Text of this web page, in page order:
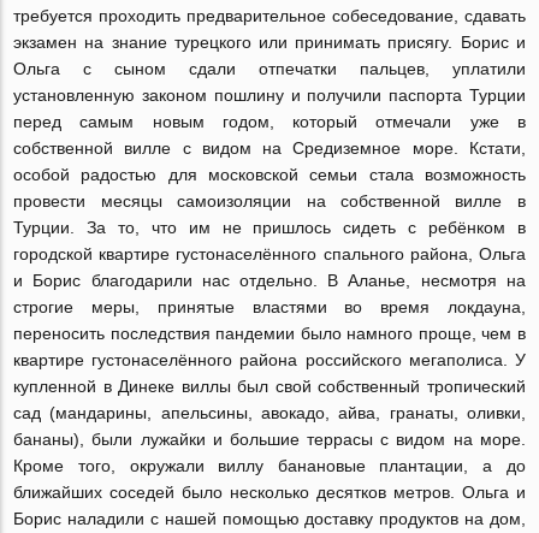
требуется проходить предварительное собеседование, сдавать
экзамен на знание турецкого или принимать присягу. Борис и
Ольга с сыном сдали отпечатки пальцев, уплатили
установленную законом пошлину и получили паспорта Турции
перед самым новым годом, который отмечали уже в
собственной вилле с видом на Средиземное море. Кстати,
особой радостью для московской семьи стала возможность
провести месяцы самоизоляции на собственной вилле в
Турции. За то, что им не пришлось сидеть с ребёнком в
городской квартире густонаселённого спального района, Ольга
и Борис благодарили нас отдельно. В Аланье, несмотря на
строгие меры, принятые властями во время локдауна,
переносить последствия пандемии было намного проще, чем в
квартире густонаселённого района российского мегаполиса. У
купленной в Динеке виллы был свой собственный тропический
сад (мандарины, апельсины, авокадо, айва, гранаты, оливки,
бананы), были лужайки и большие террасы с видом на море.
Кроме того, окружали виллу банановые плантации, а до
ближайших соседей было несколько десятков метров. Ольга и
Борис наладили с нашей помощью доставку продуктов на дом,